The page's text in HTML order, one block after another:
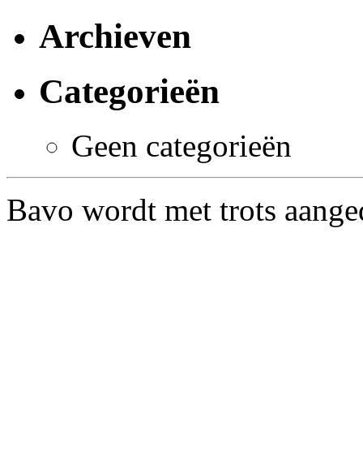
Archieven
Categorieën
Geen categorieën
Bavo wordt met trots